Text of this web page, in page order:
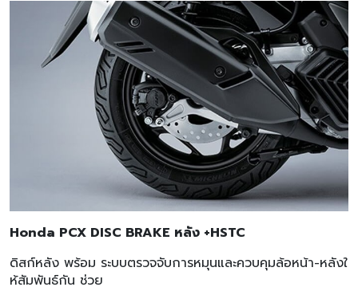
Honda PCX DISC BRAKE หลัง +HSTC
ดิสก์หลัง พร้อม ระบบตรวจจับการหมุนและควบคุมล้อหน้า-หลังใ
ห้สัมพันธ์กัน ช่วย